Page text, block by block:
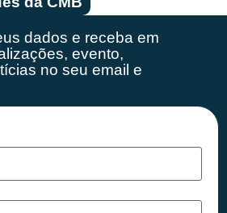
dados e receba em
evento,
no seu email e